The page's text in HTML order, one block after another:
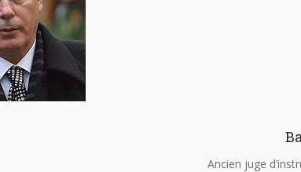
Ancien juge